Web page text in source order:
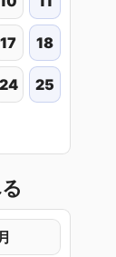
17 18
24 25